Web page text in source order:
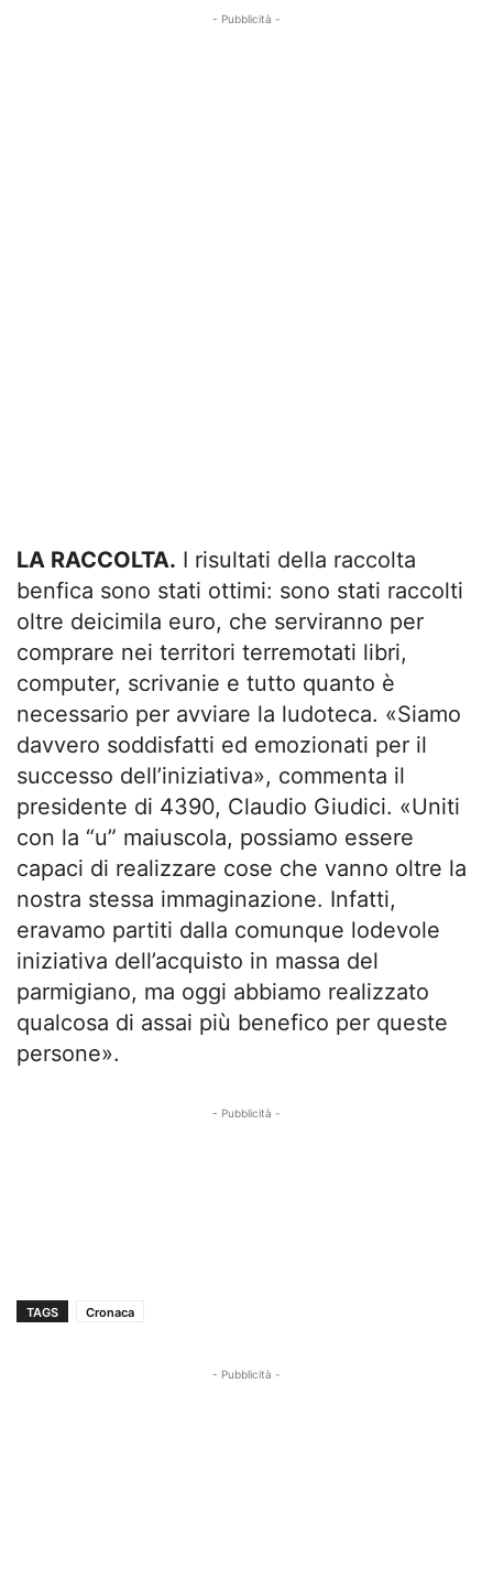
- Pubblicità -
LA RACCOLTA. I risultati della raccolta
benfica sono stati ottimi: sono stati raccolti
oltre deicimila euro, che serviranno per
comprare nei territori terremotati libri,
computer, scrivanie e tutto quanto è
necessario per avviare la ludoteca. «Siamo
davvero soddisfatti ed emozionati per il
successo dell’iniziativa», commenta il
presidente di 4390, Claudio Giudici. «Uniti
con la “u” maiuscola, possiamo essere
capaci di realizzare cose che vanno oltre la
nostra stessa immaginazione. Infatti,
eravamo partiti dalla comunque lodevole
iniziativa dell’acquisto in massa del
parmigiano, ma oggi abbiamo realizzato
qualcosa di assai più benefico per queste
persone».
- Pubblicità -
TAGS Cronaca
- Pubblicità -